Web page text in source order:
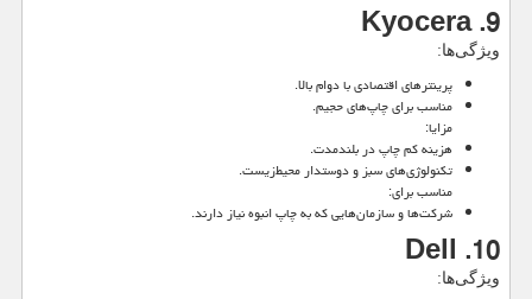
9. Kyocera
ویژگی‌ها:
پرینترهای اقتصادی با دوام بالا.
مناسب برای چاپ‌های حجیم.
مزایا:
هزینه کم چاپ در بلندمدت.
تکنولوژی‌های سبز و دوستدار محیط‌زیست.
مناسب برای:
شرکت‌ها و سازمان‌هایی که به چاپ انبوه نیاز دارند.
10. Dell
ویژگی‌ها: